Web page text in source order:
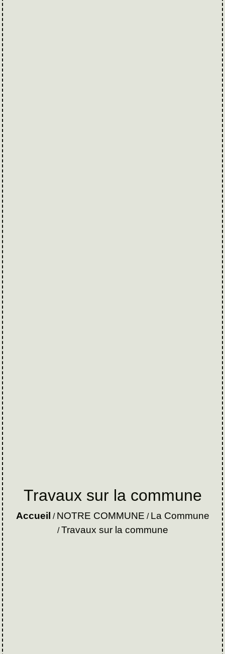
Travaux sur la commune
Accueil / NOTRE COMMUNE / La Commune
/Travaux sur la commune